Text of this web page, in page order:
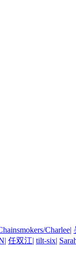
Charlee|
| 任双江| tilt-six|